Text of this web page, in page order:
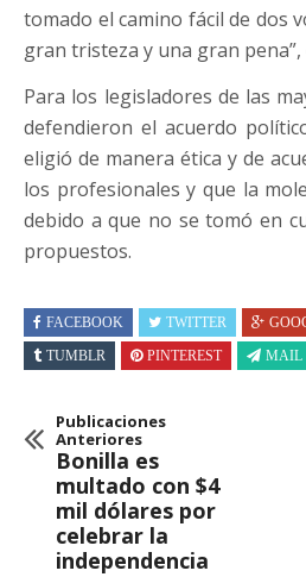
tomado el camino fácil de dos
gran tristeza y una gran pena”,
Para los legisladores de las
defendieron el acuerdo
eligió de manera ética y de
los profesionales y que la
debido a que no se tomó en
propuestos.
FACEBOOK TWITTER
TUMBLR
PINTEREST MAIL
Publicaciones
Anteriores
Bonilla es
multado con $4
mil dólares por
celebrar la
independencia